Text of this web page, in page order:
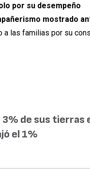
por su desempeño
mostrado
a las familias por su
de sus tierras
el 1%